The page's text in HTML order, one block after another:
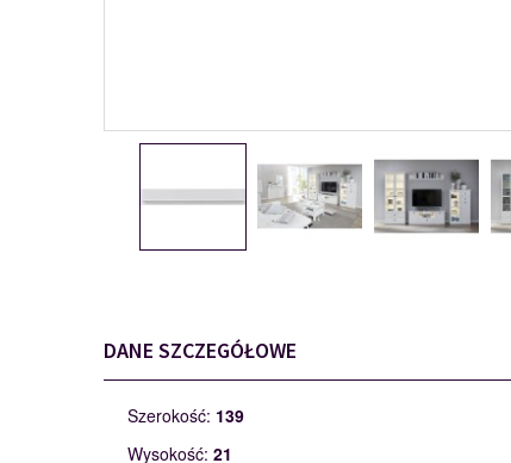
DANE SZCZEGÓŁOWE
Szerokość: 139
Wysokość: 21